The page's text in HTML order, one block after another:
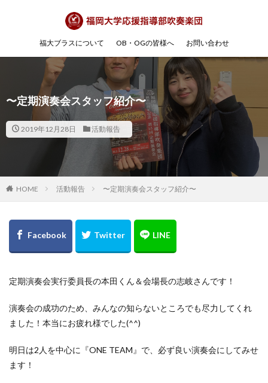
福大ブラスについて OB・OGの皆様へ お問い合わせ
〜定期演奏会スタッフ紹介〜
2019年12月28日 活動報告
HOME 活動報告 〜定期演奏会スタッフ紹介〜
定期演奏会実行委員長の本田くん＆会場長の志岐さんです！
演奏会の成功のため、みんなの知らないところでも尽力してくれ
ました！本当にお疲れ様でした(^^)
明日は2人を中心に『ONE TEAM』で、必ず良い演奏会にしてみせ
ます！